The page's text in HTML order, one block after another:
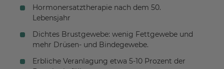
Hormonersatztherapie nach dem 50.
Lebensjahr
Dichtes Brustgewebe: wenig Fettgewebe und
mehr Drüsen- und Bindegewebe.
Erbliche Veranlagung etwa 5-10 Prozent der